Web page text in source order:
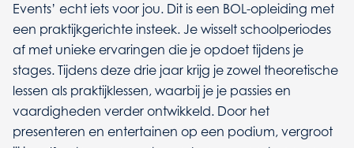
Events’ echt iets voor jou. Dit is een BOL-opleiding met
een praktijkgerichte insteek. Je wisselt schoolperiodes
af met unieke ervaringen die je opdoet tijdens je
stages. Tijdens deze drie jaar krijg je zowel theoretische
lessen als praktijklessen, waarbij je je passies en
vaardigheden verder ontwikkeld. Door het
presenteren en entertainen op een podium, vergroot